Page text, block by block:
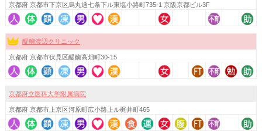
京都府 京都市下京区烏丸通七条下ル東塩小路町735-1 京阪京都ビル3F
醍醐渡辺クリニック
京都府 京都市伏見区醍醐高畑町30-15
京都府立医科大学附属病院
京都府 京都市上京区河原町広小路上ル梶井町465